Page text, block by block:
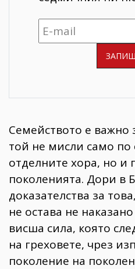
Семейството е важно
той не мисли само
отделните хора, но и
поколенията. Дори в
доказателства за
не остава не
висша сила, която
на греховете, чрез
поколение на